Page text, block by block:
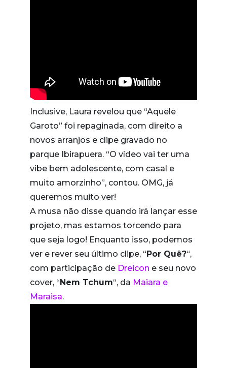
Inclusive, Laura revelou que “Aquele
Garoto” foi repaginada, com direito a
novos arranjos e clipe gravado no
parque Ibirapuera. “O vídeo vai ter uma
vibe bem adolescente, com casal e
muito amorzinho”, contou. OMG, já
queremos muito ver!
A musa não disse quando irá lançar esse
projeto, mas estamos torcendo para
que seja logo! Enquanto isso, podemos
ver e rever seu último clipe, “ Por Quê?“,
com participação de Dreicon e seu novo
cover, “ Nem Tchum“, da Maiara e
Maraisa.